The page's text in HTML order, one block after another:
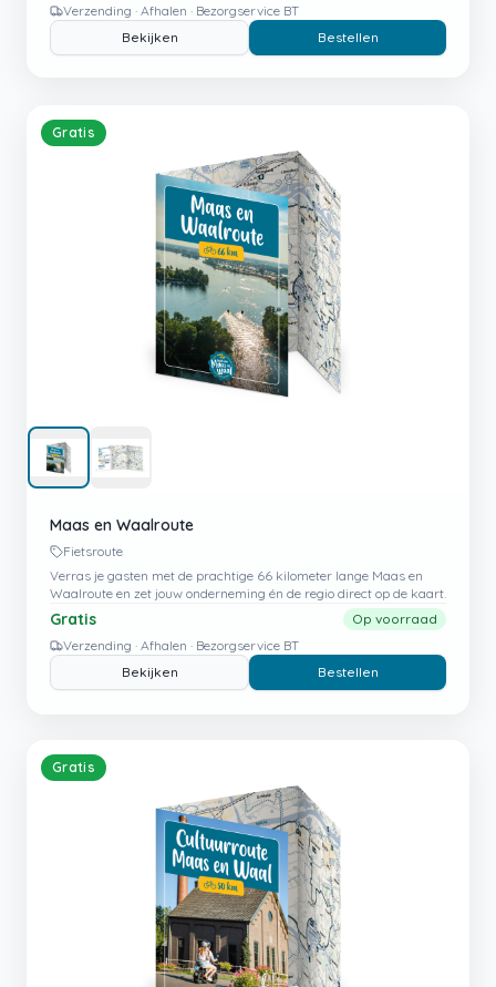
Verzending · Afhalen · Bezorgservice BT
Bekijken
Bestellen
Gratis
Maas en Waalroute
Fietsroute
Verras je gasten met de prachtige 66 kilometer lange Maas en
Waalroute en zet jouw onderneming én de regio direct op de kaart.
Gratis
Op voorraad
Verzending · Afhalen · Bezorgservice BT
Bekijken
Bestellen
Gratis